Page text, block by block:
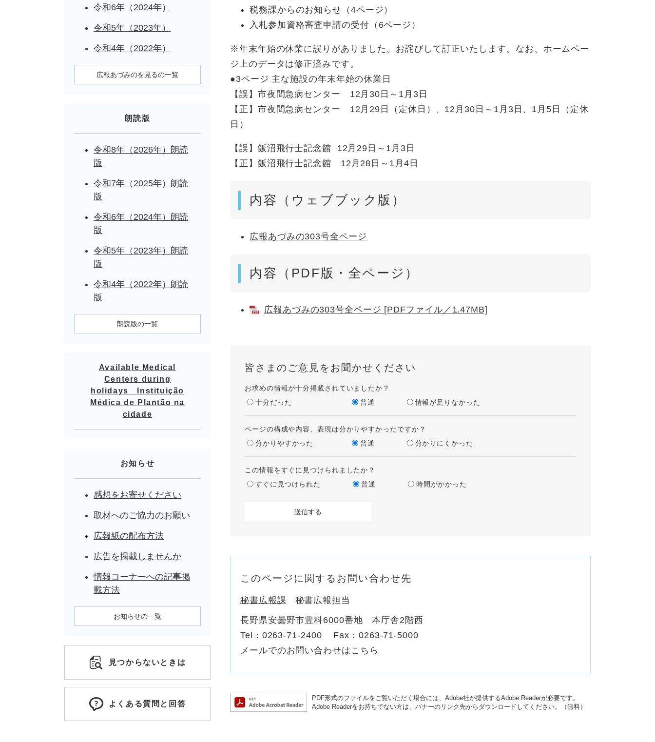
税務課からのお知らせ（4ページ）
入札参加資格審査申請の受付（6ページ）
※年末年始の休業に誤りがありました。お詫びして訂正いたします。なお、ホームペー
ジ上のデータは修正済みです。
●3ページ 主な施設の年末年始の休業日
【誤】市夜間急病センター 12月30日～1月3日
【正】市夜間急病センター 12月29日（定休日）、12月30日～1月3日、1月5日（定休
日）
【誤】飯沼飛行士記念館 12月29日～1月3日
【正】飯沼飛行士記念館 12月28日～1月4日
内容（ウェブブック版）
広報あづみの303号全ページ
内容（PDF版・全ページ）
広報あづみの303号全ページ [PDFファイル／1.47MB]
皆さまのご意見をお聞かせください
お求めの情報が十分掲載されていましたか？
十分だった
普通 情報が足りなかった
ページの構成や内容、表現は分かりやすかったですか？
分かりやすかった
普通 分かりにくかった
この情報をすぐに見つけられましたか？
すぐに見つけられた
普通 時間がかかった
このページに関するお問い合わせ先
秘書広報課 秘書広報担当
長野県安曇野市豊科6000番地 本庁舎2階西
Tel：0263-71-2400
Fax：0263-71-5000
メールでのお問い合わせはこちら
PDF形式のファイルをご覧いただく場合には、Adobe社が提供するAdobe Readerが必要です。
Adobe Readerをお持ちでない方は、バナーのリンク先からダウンロードしてください。（無料）
令和6年（2024年）
令和5年（2023年）
令和4年（2022年）
広報あづみのを見るの一覧
朗読版
令和8年（2026年）朗読
版
令和7年（2025年）朗読
版
令和6年（2024年）朗読
版
令和5年（2023年）朗読
版
令和4年（2022年）朗読
版
朗読版の一覧
Available Medical
Centers during
holidays Instituição
Médica de Plantão na
cidade
お知らせ
感想をお寄せください
取材へのご協力のお願い
広報紙の配布方法
広告を掲載しませんか
情報コーナーへの記事掲
載方法
お知らせの一覧
見つからないときは
よくある質問と回答